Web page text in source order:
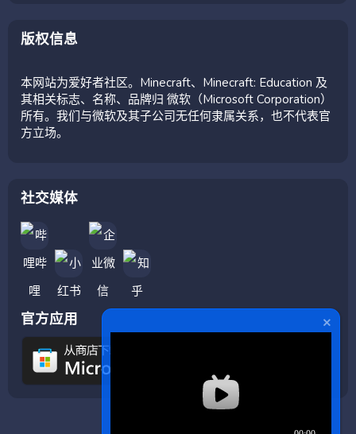
版权信息
本网站为爱好者社区。Minecraft、Minecraft: Education 及
其相关标志、名称、品牌归 微软（Microsoft Corporation）
所有。我们与微软及其子公司无任何隶属关系，也不代表官
方立场。
社交媒体
官方应用